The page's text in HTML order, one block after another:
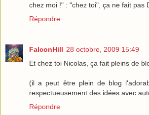
chez moi !" : "chez toi", ça ne fait pas
Répondre
FalconHill 28 octobre, 2009 15:49
Et chez toi Nicolas, ça fait pleins de
(il a peut être plein de blog
respectueusement des idées avec
Répondre